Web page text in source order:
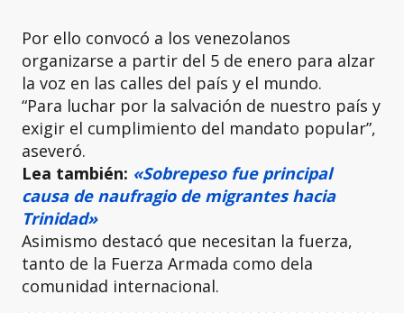
Por ello convocó a los venezolanos
organizarse a partir del 5 de enero para alzar
la voz en las calles del país y el mundo.
“Para luchar por la salvación de nuestro país y
exigir el cumplimiento del mandato popular”,
aseveró.
Lea también: «Sobrepeso fue principal
causa de naufragio de migrantes hacia
Trinidad»
Asimismo destacó que necesitan la fuerza,
tanto de la Fuerza Armada como dela
comunidad internacional.